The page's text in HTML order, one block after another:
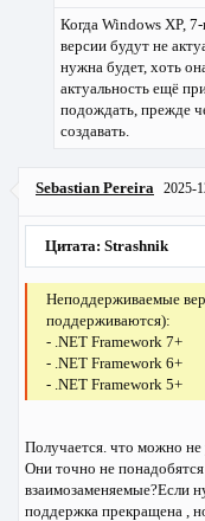
Когда Windows XP,
версии будут не
нужна будет, хоть
актуальность ещё
подождать, прежде
создавать.
Sebastian Pereira 2025-
Цитата: Strashnik
Неподдерживаемые
поддерживаются):
- .NET Framework 7+
- .NET Framework 6+
- .NET Framework 5+
Получается. что можно не
Они точно не
взаимозаменяемые?Если
поддержка прекращена ,